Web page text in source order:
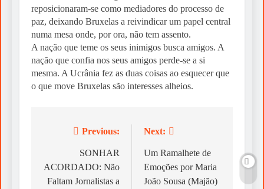
reposicionaram-se como mediadores do processo de
paz, deixando Bruxelas a reivindicar um papel central
numa mesa onde, por ora, não tem assento.
A nação que teme os seus inimigos busca amigos. A
nação que confia nos seus amigos perde-se a si
mesma. A Ucrânia fez as duas coisas ao esquecer que
o que move Bruxelas são interesses alheios.
navigation
Previous:
SONHAR
ACORDADO: Não
Faltam Jornalistas a
Next:
Um Ramalhete de
Emoções por Maria
João Sousa (Majão)